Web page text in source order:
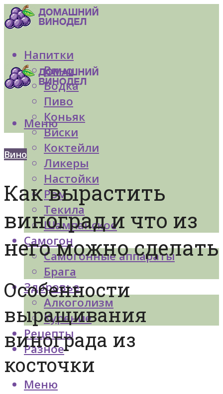
Напитки
Вино
Водка
Пиво
Коньяк
Виски
Коктейли
Ликеры
Настойки
Ром
Текила
Шампанское
Самогон
Самогонные аппараты
Брага
Здоровье
Алкоголизм
Курение
Рецепты
Разное
Меню
Меню
Вино
Как вырастить
виноград и что из
него можно сделать
Особенности
выращивания
винограда из
косточки